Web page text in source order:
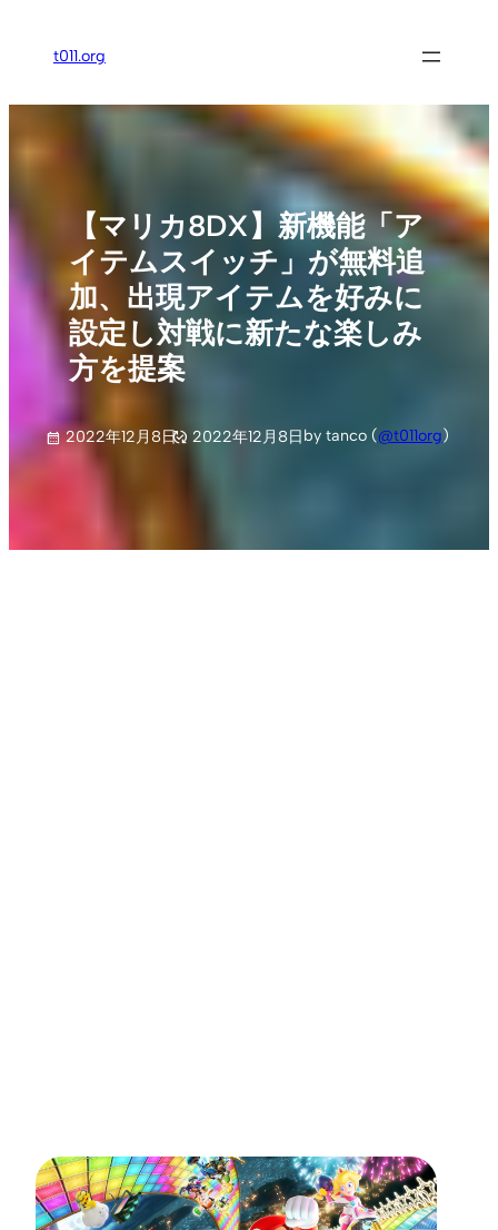
ス
t011.org
【マリカ8DX】新機能「ア
イテムスイッチ」が無料追
加、出現アイテムを好みに
設定し対戦に新たな楽しみ
方を提案
2022年12月8日 2022年12月8日by tanco (@t011org)